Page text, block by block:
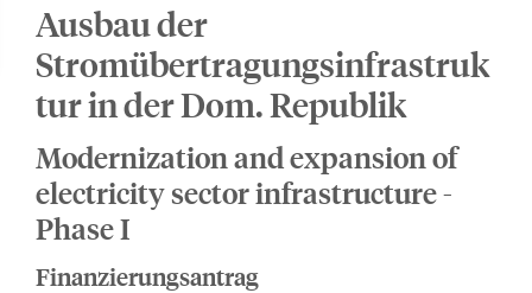
Ausbau der
Stromübertragungsinfrastruk
tur in der Dom. Republik
Modernization and expansion of
electricity sector infrastructure -
Phase I
Finanzierungsantrag